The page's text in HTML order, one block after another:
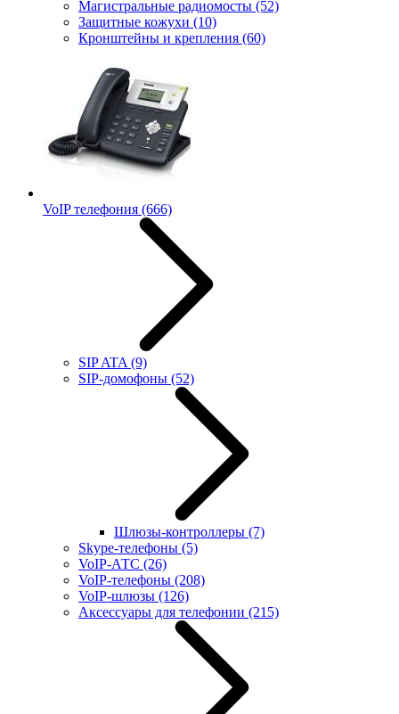
Магистральные радиомосты (52)
Защитные кожухи (10)
Кронштейны и крепления (60)
VoIP телефония (666)
SIP ATA (9)
SIP-домофоны (52)
Шлюзы-контроллеры (7)
Skype-телефоны (5)
VoIP-АТС (26)
VoIP-телефоны (208)
VoIP-шлюзы (126)
Аксессуары для телефонии (215)